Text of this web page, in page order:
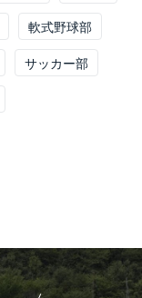
軟式野球部
サッカー部